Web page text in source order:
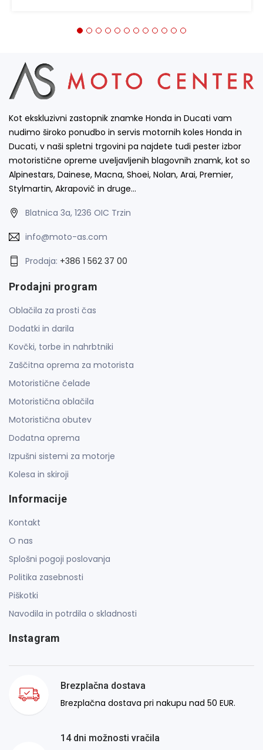
Kot ekskluzivni zastopnik znamke Honda in Ducati vam
nudimo široko ponudbo in servis motornih koles Honda in
Ducati, v naši spletni trgovini pa najdete tudi pester izbor
motoristične opreme uveljavljenih blagovnih znamk, kot so
Alpinestars, Dainese, Macna, Shoei, Nolan, Arai, Premier,
Stylmartin, Akrapovič in druge…
Blatnica 3a, 1236 OIC Trzin
info@moto-as.com
Prodaja: +386 1 562 37 00
Prodajni program
Oblačila za prosti čas
Dodatki in darila
Kovčki, torbe in nahrbtniki
Zaščitna oprema za motorista
Motoristične čelade
Motoristična oblačila
Motoristična obutev
Dodatna oprema
Izpušni sistemi za motorje
Kolesa in skiroji
Informacije
Kontakt
O nas
Splošni pogoji poslovanja
Politika zasebnosti
Piškotki
Navodila in potrdila o skladnosti
Instagram
Brezplačna dostava
Brezplačna dostava pri nakupu nad 50 EUR.
14 dni možnosti vračila